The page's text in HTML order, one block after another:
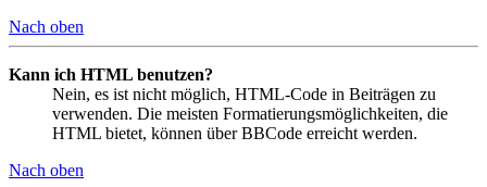
Nach oben
Kann ich HTML benutzen?
Nein, es ist nicht möglich, HTML-Code in Beiträgen zu
verwenden. Die meisten Formatierungsmöglichkeiten, die
HTML bietet, können über BBCode erreicht werden.
Nach oben